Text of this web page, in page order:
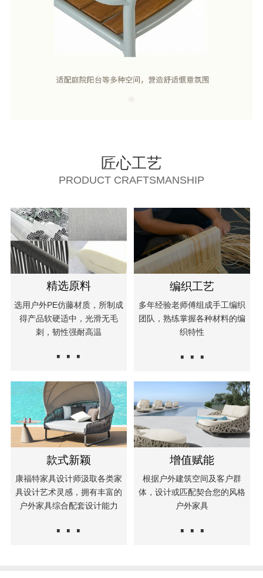
匠心工艺
PRODUCT CRAFTSMANSHIP
精选原料
选用户外PE仿藤材质，所制成
得产品软硬适中，光滑无毛
刺，韧性强耐高温
···
编织工艺
多年经验老师傅组成手工编织
团队，熟练掌握各种材料的编
织特性
···
款式新颖
康福特家具设计师汲取各类家
具设计艺术灵感，拥有丰富的
户外家具综合配套设计能力
···
增值赋能
根据户外建筑空间及客户群
体，设计或匹配契合您的风格
户外家具
···